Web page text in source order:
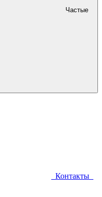
Частые
Контакты